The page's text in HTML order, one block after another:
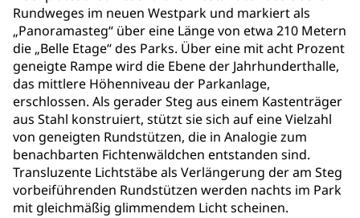
Rundweges im neuen Westpark und markiert als
„Panoramasteg“ über eine Länge von etwa 210 Metern
die „Belle Etage“ des Parks. Über eine mit acht Prozent
geneigte Rampe wird die Ebene der Jahrhunderthalle,
das mittlere Höhenniveau der Parkanlage,
erschlossen. Als gerader Steg aus einem Kastenträger
aus Stahl konstruiert, stützt sie sich auf eine Vielzahl
von geneigten Rundstützen, die in Analogie zum
benachbarten Fichtenwäldchen entstanden sind.
Transluzente Lichtstäbe als Verlängerung der am Steg
vorbeiführenden Rundstützen werden nachts im Park
mit gleichmäßig glimmendem Licht scheinen.